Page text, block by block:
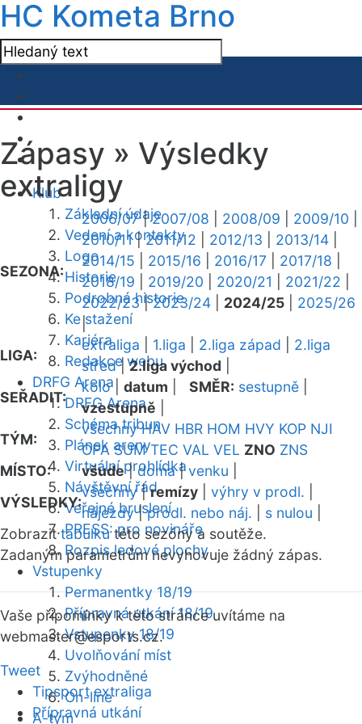
HC Kometa Brno
Klub
Základní údaje
Vedení a kontakty
Logo
Historie
Podrobná historie
Ke stažení
Kariéra
Redakce webu
DRFG Arena
DRFG Arena
Schéma tribun
Plánek areny
Virtuální prohlídka
Návštěvní řád
Veřejné bruslení
PRESS: pro novináře
Rozpis ledové plochy
Vstupenky
Permanentky 18/19
Přípravná utkání 18/19
Vstupenky 18/19
Uvolňování míst
Zvýhodněné
On-line
A-tým
Zápasy » Výsledky
extraligy
SEZONA:
2006/07|2007/08 2008/09 2009/10
2010/11|2011/12 2012/13 2013/14
2014/15
2015/16 2016/17 2017/18
2018/19
2019/20 2020/21 2021/22
2022/23|2023/24 2024/25
2025/26
|
LIGA:
extraliga 1.liga 2.liga západ
2.liga
střed|2.liga východ
SEŘADIT:
kolo| datum SMĚR: sestupně
vzestupně
TÝM:
všechny HAV HBR HOM HVY KOP NJI
OPA SUM TEC VAL VEL ZNO ZNS
MÍSTO:
všude|doma|venku
VÝSLEDKY:
všechny|remízy výhry v prodl.
nájezdy|prodl. nebo náj. s nulou
Zobrazittabulkutéto sezóny a soutěže.
Zadaným parametrům nevyhovuje žádný zápas.
Vaše připomínky k této stránce uvítáme na
webmaster@esports.cz.
Tweet
Tipsport extraliga
Přípravná utkání